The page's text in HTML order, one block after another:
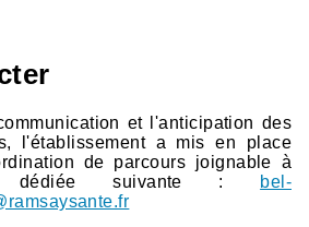
et l'anticipation des
l'établissement a mis en place
de parcours joignable à
dédiée suivante :
bel-